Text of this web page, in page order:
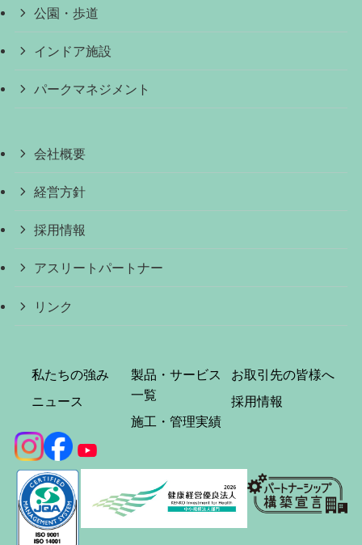
公園・歩道
インドア施設
パークマネジメント
会社概要
経営方針
採用情報
アスリートパートナー
リンク
私たちの強み
ニュース
製品・サービス
一覧
施工・管理実績
お取引先の皆様へ
採用情報